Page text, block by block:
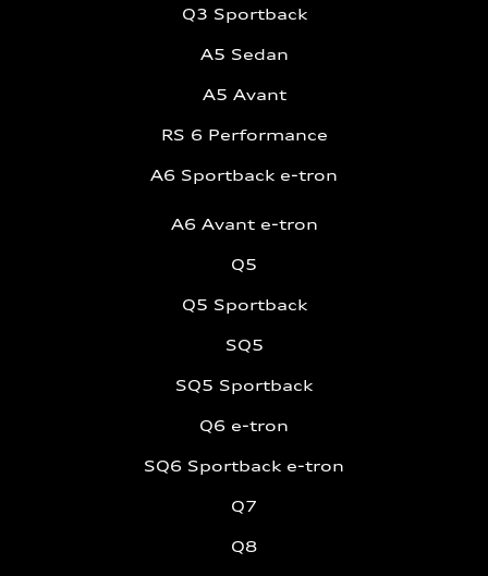
Q3 Sportback
A5 Sedan
A5 Avant
RS 6 Performance
A6 Sportback e-tron
A6 Avant e-tron
Q5
Q5 Sportback
SQ5
SQ5 Sportback
Q6 e-tron
SQ6 Sportback e-tron
Q7
Q8